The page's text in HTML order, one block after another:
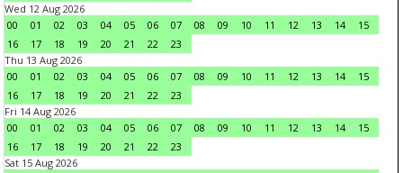
Wed 12 Aug 2026
00
01 02 03 04 05 06 07 08 09 10 11 12 13 14
15
16
17 18 19 20 21 22
23
Thu 13 Aug 2026
00
01 02 03 04 05 06 07 08 09 10 11 12 13 14
15
16
17 18 19 20 21 22
23
Fri 14 Aug 2026
00
01 02 03 04 05 06 07 08 09 10 11 12 13 14
15
16
17 18 19 20 21 22
23
Sat 15 Aug 2026